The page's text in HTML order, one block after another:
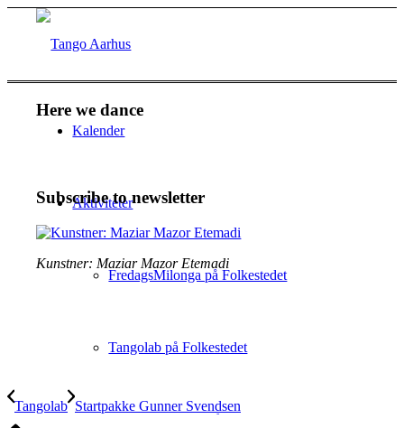
Kalender
Aktiviteter
FredagsMilonga på Folkestedet
Tangolab på Folkestedet
TirsdagsMilonga på Turkis
Here we dance
Subscribe to newsletter
Kunstner: Maziar Mazor Etemadi
Tangolab Startpakke Gunner Svendsen